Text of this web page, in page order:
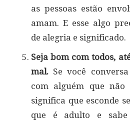
as pessoas estão
amam. E esse algo
de alegria e significado.
Seja bom com todos,
mal. Se você
com alguém que não
significa que esconde
que é adulto e sabe